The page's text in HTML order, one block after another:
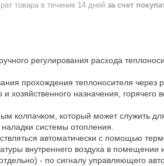
товара в течение 14 дней за счет
регулирования расхода
прохождения теплоносителя через
хозяйственного назначения, горячего
колпачком, который может служить
системы отопления.
автоматически с помощью
внутреннего воздуха в
- по сигналу управляющего